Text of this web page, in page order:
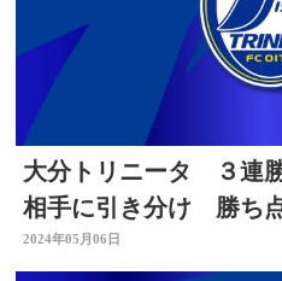
大分トリニータ ３連
相手に引き分け 勝ち
2024年05月06日